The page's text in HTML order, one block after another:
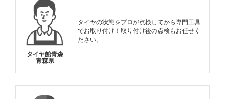
タイヤ館青森
青森県
タイヤの状態をプロが点検してから専門工具
でお取り付け！取り付け後の点検もお任せく
ださい。